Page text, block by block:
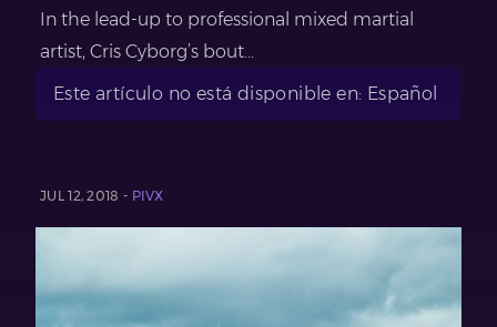
In the lead-up to professional mixed martial
artist, Cris Cyborg’s bout...
Este artículo no está disponible en: Español
JUL 12, 2018 - PIVX